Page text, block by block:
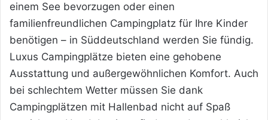
einem See bevorzugen oder einen
familienfreundlichen Campingplatz für Ihre Kinder
benötigen – in Süddeutschland werden Sie fündig.
Luxus Campingplätze bieten eine gehobene
Ausstattung und außergewöhnlichen Komfort. Auch
bei schlechtem Wetter müssen Sie dank
Campingplätzen mit Hallenbad nicht auf Spaß